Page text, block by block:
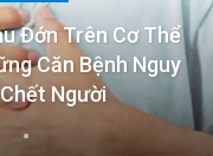
Đớn Trên Cơ Thể
Căn Bệnh Nguy
Người